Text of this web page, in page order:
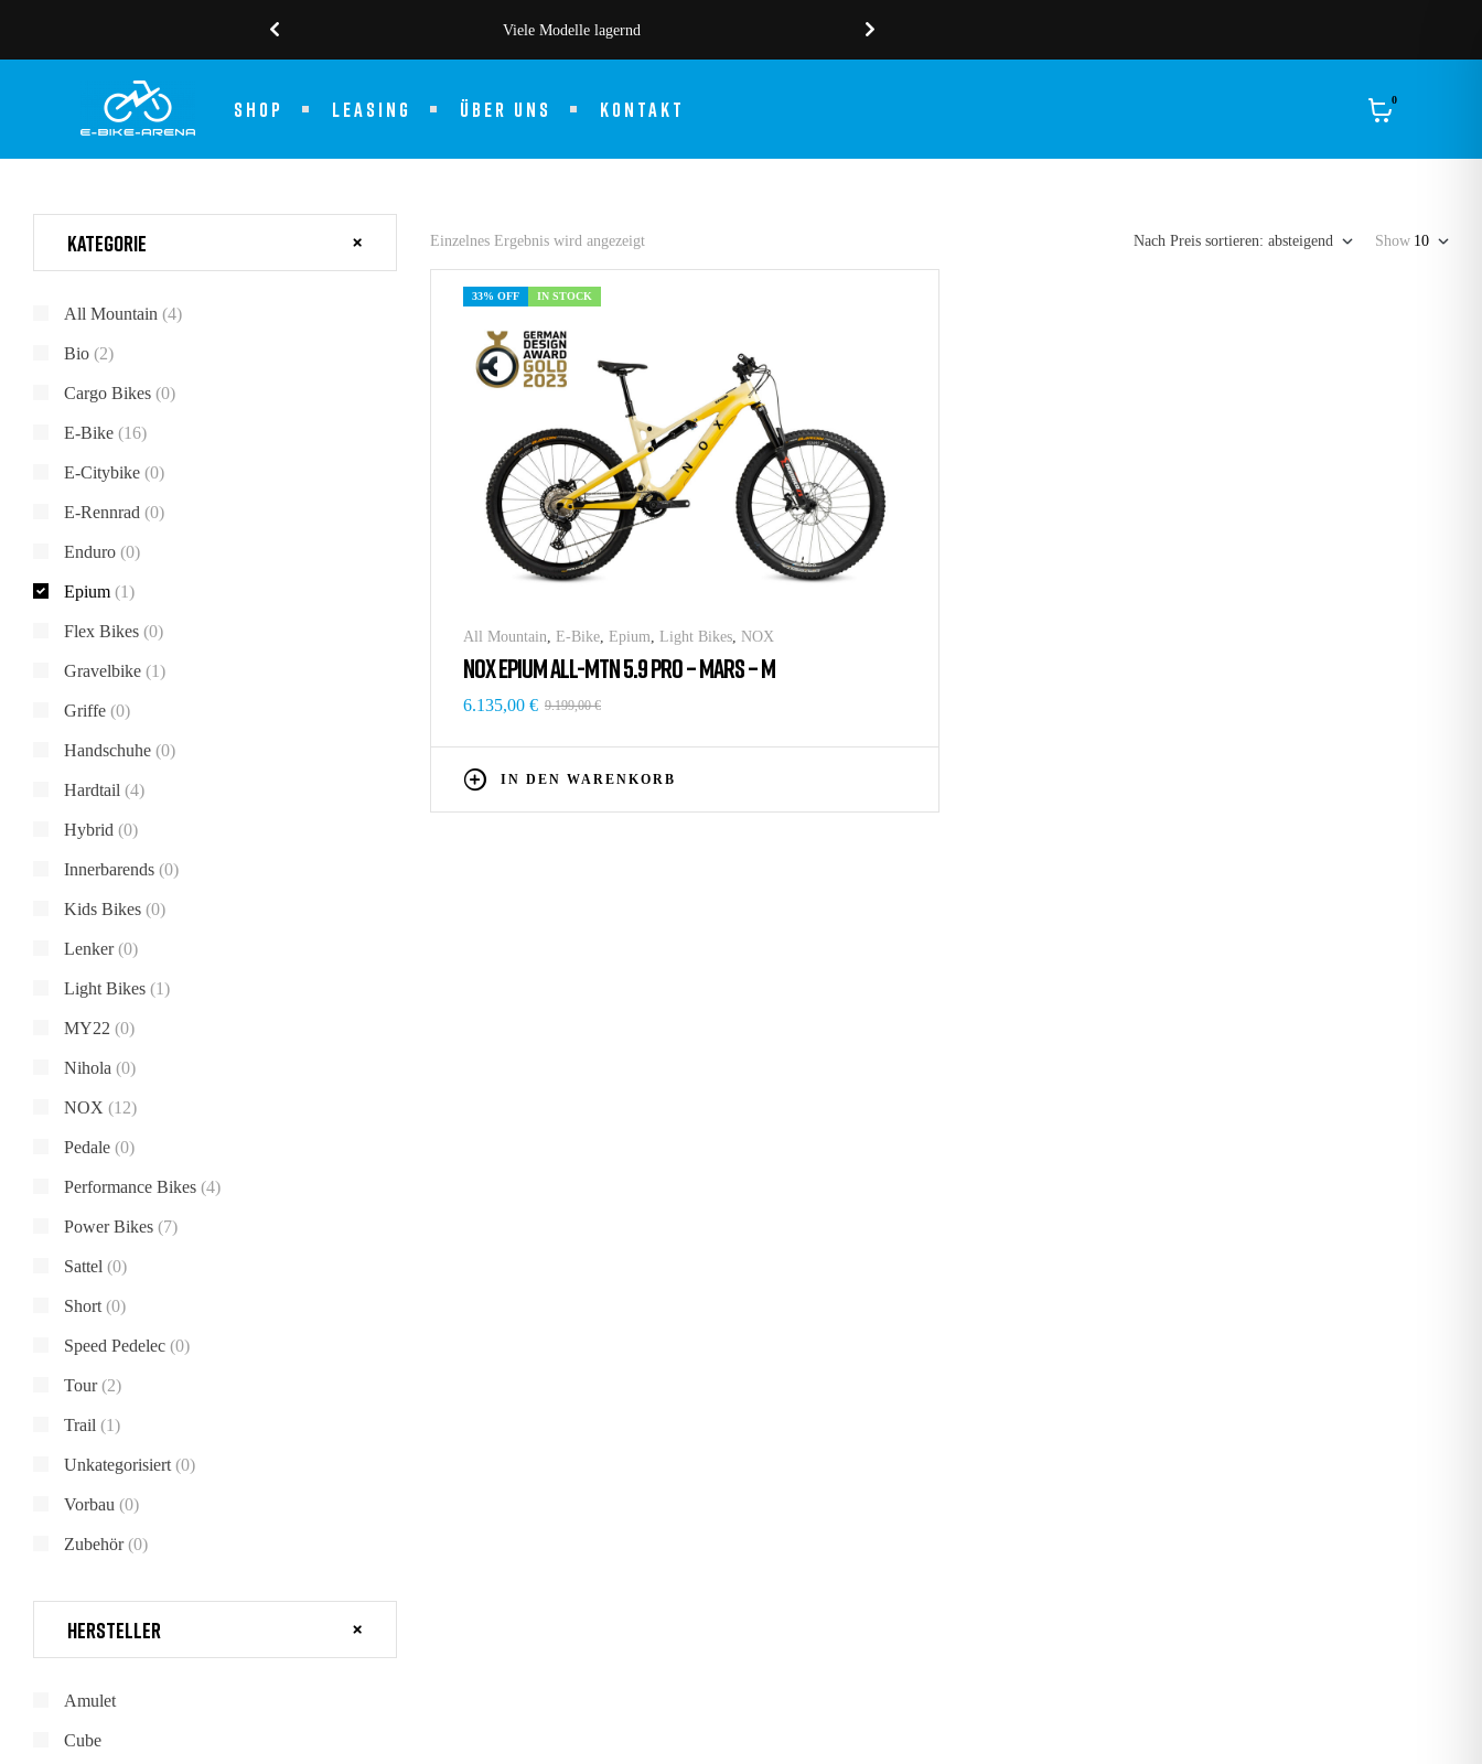
Viele Modelle lagernd
SHOP LEASING ÜBER UNS KONTAKT 0
Einzelnes Ergebnis wird angezeigt Nach Preis sortieren: absteigend Show 10
33% OFF IN STOCK
All Mountain, E-Bike, Epium, Light Bikes, NOX
NOX EPIUM ALL-MTN 5.9 PRO – MARS – M
9.199,00€
6.135,00 €
IN DEN WARENKORB
Kategorie
All Mountain (4)
Bio (2)
Cargo Bikes (0)
E-Bike (16)
E-Citybike (0)
E-Rennrad (0)
Enduro (0)
Epium (1)
Flex Bikes (0)
Gravelbike (1)
Griffe (0)
Handschuhe (0)
Hardtail (4)
Hybrid (0)
Innerbarends (0)
Kids Bikes (0)
Lenker (0)
Light Bikes (1)
MY22 (0)
Nihola (0)
NOX (12)
Pedale (0)
Performance Bikes (4)
Power Bikes (7)
Sattel (0)
Short (0)
Speed Pedelec (0)
Tour (2)
Trail (1)
Unkategorisiert (0)
Vorbau (0)
Zubehör (0)
Hersteller
Amulet
Cube